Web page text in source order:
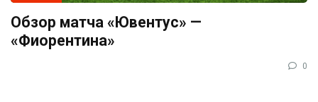
Обзор матча «Ювентус» —
«Фиорентина»
0